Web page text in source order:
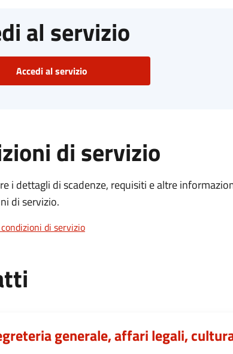
al servizio
Accedi al servizio
di servizio
i dettagli di scadenze, requisiti e altre
di servizio.
di servizio
generale, affari legali,